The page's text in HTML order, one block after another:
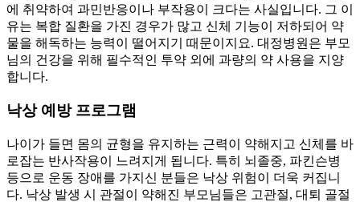
에 취약하여 과민반응이나 부작용이 크다는 사실입니다. 그 이
유는 복합 질환을 가진 경우가 많고 신체 기능이 저하되어 약
물을 해독하는 능력이 떨어지기 때문이지요. 대정병원은 부모
님의 건강을 위해 필수적인 투약 외에 과량의 약 사용을 지양
합니다.
낙상 예방 프로그램
나이가 들면 몸의 균형을 유지하는 근력이 약해지고 신체를 바
로잡는 반사작용이 느려지게 됩니다. 특히 뇌졸중, 파킨슨병
등으로 운동 장애를 가지신 분들은 낙상 위험이 더욱 커집니
다. 낙상 발생 시 관절이 약해진 부모님들은 고관절, 대퇴 골절